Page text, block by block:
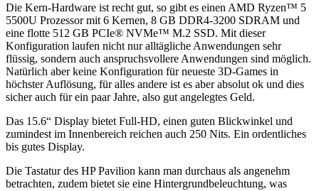
Die Kern-Hardware ist recht gut, so gibt es einen AMD Ryzen™ 5
5500U Prozessor mit 6 Kernen, 8 GB DDR4-3200 SDRAM und
eine flotte 512 GB PCIe® NVMe™ M.2 SSD. Mit dieser
Konfiguration laufen nicht nur alltägliche Anwendungen sehr
flüssig, sondern auch anspruchsvollere Anwendungen sind möglich.
Natürlich aber keine Konfiguration für neueste 3D-Games in
höchster Auflösung, für alles andere ist es aber absolut ok und dies
sicher auch für ein paar Jahre, also gut angelegtes Geld.
Das 15.6“ Display bietet Full-HD, einen guten Blickwinkel und
zumindest im Innenbereich reichen auch 250 Nits. Ein ordentliches
bis gutes Display.
Die Tastatur des HP Pavilion kann man durchaus als angenehm
betrachten, zudem bietet sie eine Hintergrundbeleuchtung, was